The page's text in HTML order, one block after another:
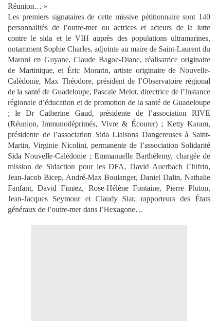
Réunion… »
Les premiers signataires de cette missive pétitionnaire sont 140
personnalités de l’outre-mer ou actrices et acteurs de la lutte
contre le sida et le VIH auprès des populations ultramarines,
notamment Sophie Charles, adjointe au maire de Saint-Laurent du
Maroni en Guyane, Claude Bagoe-Diane, réalisatrice originaire
de Martinique, et Éric Morarin, artiste originaire de Nouvelle-
Calédonie, Max Théodore, président de l’Observatoire régional
de la santé de Guadeloupe, Pascale Melot, directrice de l’Instance
régionale d’éducation et de promotion de la santé de Guadeloupe
; le Dr Catherine Gaud, présidente de l’association RIVE
(Réunion, Immunodéprimés, Vivre & Écouter) ; Ketty Karam,
présidente de l’association Sida Liaisons Dangereuses à Saint-
Martin, Virginie Nicolini, permanente de l’association Solidarité
Sida Nouvelle-Calédonie ; Emmanuelle Barthélemy, chargée de
mission de Sidaction pour les DFA, David Auerbach Chifrin,
Jean-Jacob Bicep, André-Max Boulanger, Daniel Dalin, Nathalie
Fanfant, David Fimiez, Rose-Hélène Fontaine, Pierre Pluton,
Jean-Jacques Seymour et Claudy Siar, rapporteurs des États
généraux de l’outre-mer dans l’Hexagone…